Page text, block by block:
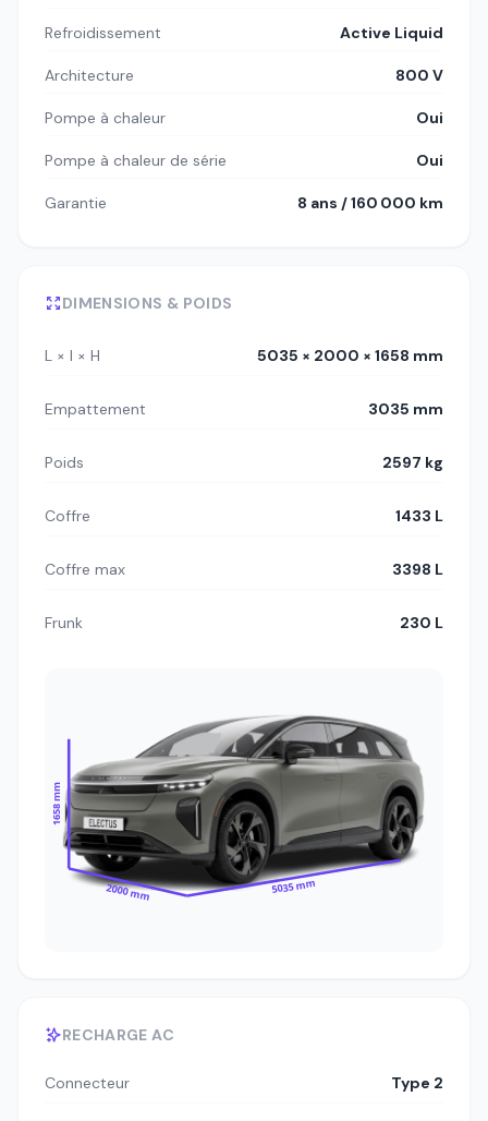
Refroidissement Active Liquid
Architecture 800 V
Pompe à chaleur Oui
Pompe à chaleur de série Oui
Garantie 8 ans / 160 000 km
DIMENSIONS & POIDS
L × l × H 5035 × 2000 × 1658 mm
Empattement 3035 mm
Poids 2597 kg
Coffre 1433 L
Coffre max 3398 L
Frunk 230 L
1658 mm
2000 mm 5035 mm
RECHARGE AC
Connecteur Type 2